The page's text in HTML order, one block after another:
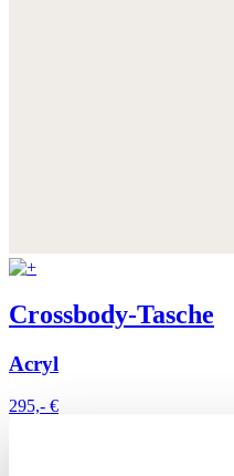
Crossbody-Tasche
Acryl
295,- €